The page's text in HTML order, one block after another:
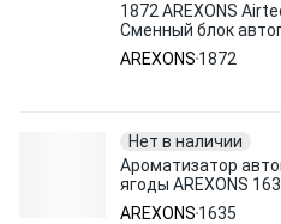
1872 AREXONS
Сменный блок
лес'. 8 мл
AREXONS 1872
Нет в наличии
Ароматизатор
ягоды AREXONS
AREXONS 1635